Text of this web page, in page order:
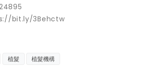
bit.ly/3Behctw
植髮 植髮機構